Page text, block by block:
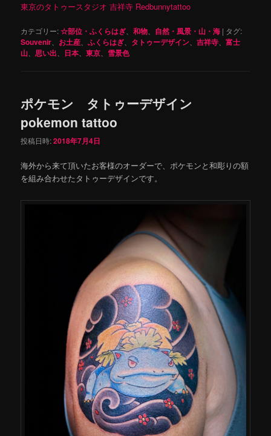
東京のタトゥースタジオ 吉祥寺 Redbunnytattoo
カテゴリー:☆部位・ふくらはぎ 、和物 自然・風景・山・海 | タグ:
Souvenir お土産 、ふくらはぎ タトゥーデザイン 、吉祥寺 、富士
山 、思い出 日本 、東京 雪景色
ポケモン タトゥーデザイン
pokemon tattoo
投稿日時:2018年7月4日
海外から来て頂いたお客様のオーダーで、ポケモンと和彫りの額
を組み合わせたタトゥーデザインです。